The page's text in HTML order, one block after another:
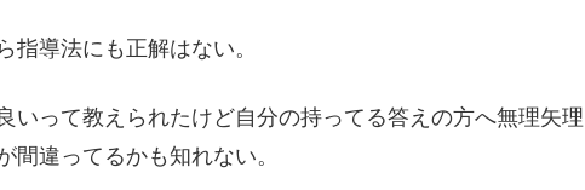
指導法にも正解はない。
いって教えられたけど自分の持ってる答えの方へ無理矢理
間違ってるかも知れない。